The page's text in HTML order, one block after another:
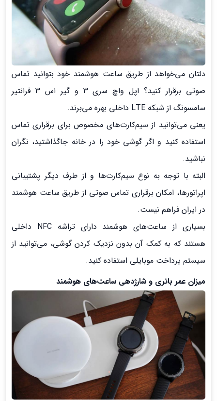
دلتان می‌خواهد از طریق ساعت هوشمند خود بتوانید تماس
صوتی برقرار کنید؟ اپل واچ سری 3 و گیر اس 3 فرانتیر
سامسونگ از شبکه LTE داخلی بهره می‌برند.
یعنی می‌توانید از سیم‌کارت‌های مخصوص برای برقراری تماس
استفاده کنید و اگر گوشی خود را در خانه جاگذاشتید، نگران
نباشید.
البته با توجه به نوع سیم‌کارت‌ها و از طرف دیگر پشتیبانی
اپراتورها، امکان برقراری تماس صوتی از طریق ساعت هوشمند
در ایران فراهم نیست.
بسیاری از ساعت‌های هوشمند دارای تراشه‌ NFC داخلی
هستند که به کمک آن بدون نزدیک کردن گوشی، می‌توانید از
سیستم پرداخت موبایلی استفاده کنید.
میزان عمر باتری و شارژدهی ساعت‌های هوشمند